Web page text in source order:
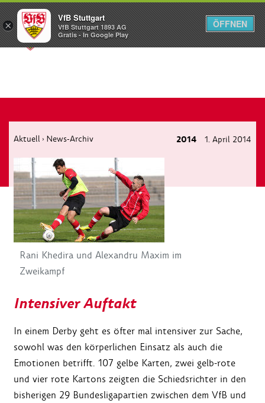
Menü
Aktuell › News-Archiv 2014 1. April 2014
Rani Khedira und Alexandru Maxim im
Zweikampf
Intensiver Auftakt
In einem Derby geht es öfter mal intensiver zur Sache,
sowohl was den körperlichen Einsatz als auch die
Emotionen betrifft. 107 gelbe Karten, zwei gelb-rote
und vier rote Kartons zeigten die Schiedsrichter in den
bisherigen 29 Bundesligapartien zwischen dem VfB und
×
VfB Stuttgart
VfB Stuttgart 1893 AG
Gratis - In Google Play
ÖFFNEN